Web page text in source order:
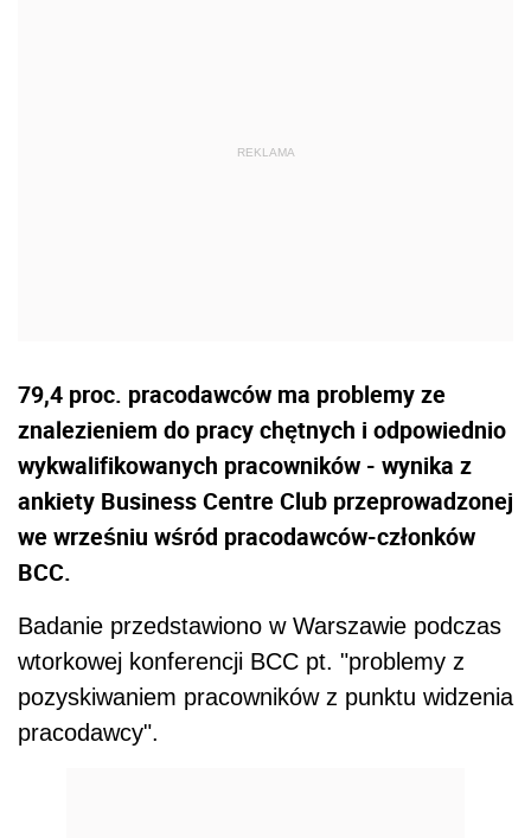
79,4 proc. pracodawców ma problemy ze
znalezieniem do pracy chętnych i odpowiednio
wykwalifikowanych pracowników - wynika z
ankiety Business Centre Club przeprowadzonej
we wrześniu wśród pracodawców-członków
BCC.
Badanie przedstawiono w Warszawie podczas
wtorkowej konferencji BCC pt. "problemy z
pozyskiwaniem pracowników z punktu widzenia
pracodawcy".